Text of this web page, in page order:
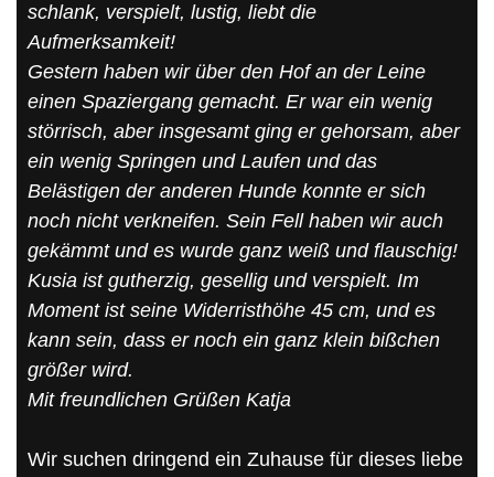
schlank, verspielt, lustig, liebt die
Aufmerksamkeit!
Gestern haben wir über den Hof an der Leine
einen Spaziergang gemacht. Er war ein wenig
störrisch, aber insgesamt ging er gehorsam, aber
ein wenig Springen und Laufen und das
Belästigen der anderen Hunde konnte er sich
noch nicht verkneifen. Sein Fell haben wir auch
gekämmt und es wurde ganz weiß und flauschig!
Kusia ist gutherzig, gesellig und verspielt. Im
Moment ist seine Widerristhöhe 45 cm, und es
kann sein, dass er noch ein ganz klein bißchen
größer wird.
Mit freundlichen Grüßen Katja
Wir suchen dringend ein Zuhause für dieses liebe